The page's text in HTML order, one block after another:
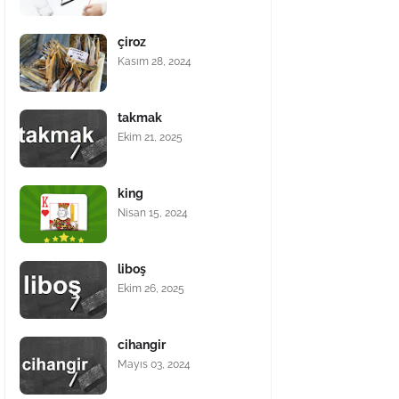
çiroz
Kasım 28, 2024
takmak
Ekim 21, 2025
king
Nisan 15, 2024
liboş
Ekim 26, 2025
cihangir
Mayıs 03, 2024